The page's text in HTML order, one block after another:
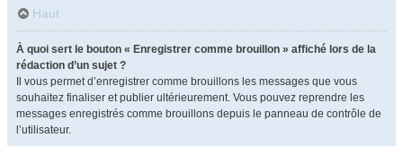
Haut
À quoi sert le bouton « Enregistrer comme brouillon » affiché lors de la
rédaction d’un sujet ?
Il vous permet d’enregistrer comme brouillons les messages que vous
souhaitez finaliser et publier ultérieurement. Vous pouvez reprendre les
messages enregistrés comme brouillons depuis le panneau de contrôle de
l’utilisateur.